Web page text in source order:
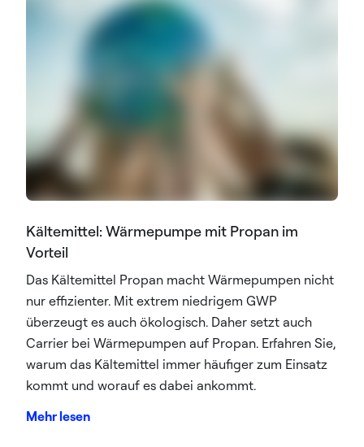
Kältemittel: Wärmepumpe mit Propan im
Vorteil
Das Kältemittel Propan macht Wärmepumpen nicht
nur effizienter. Mit extrem niedrigem GWP
überzeugt es auch ökologisch. Daher setzt auch
Carrier bei Wärmepumpen auf Propan. Erfahren Sie,
warum das Kältemittel immer häufiger zum Einsatz
kommt und worauf es dabei ankommt.
Mehr lesen